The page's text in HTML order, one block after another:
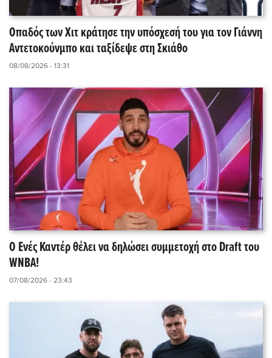
Οπαδός των Χιτ κράτησε την υπόσχεσή του για τον Γιάννη
Αντετοκούνμπο και ταξίδεψε στη Σκιάθο
08/08/2026 - 13:31
Ο Ενές Καντέρ θέλει να δηλώσει συμμετοχή στο Draft του
WNBA!
07/08/2026 - 23:43